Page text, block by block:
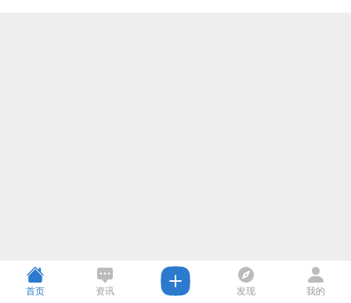
首页 资讯 发现 我的